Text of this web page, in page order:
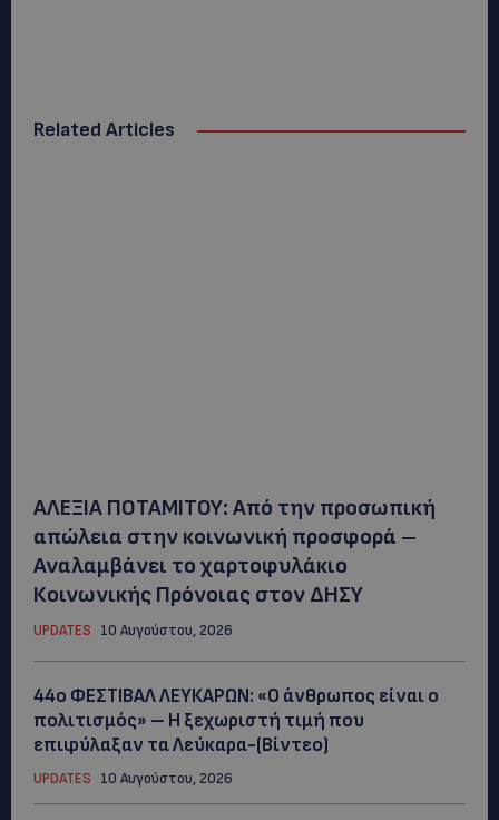
Related Articles
ΑΛΕΞΙΑ ΠΟΤΑΜΙΤΟΥ: Από την προσωπική
απώλεια στην κοινωνική προσφορά –
Αναλαμβάνει το χαρτοφυλάκιο
Κοινωνικής Πρόνοιας στον ΔΗΣΥ
UPDATES 10 Αυγούστου, 2026
44ο ΦΕΣΤΙΒΑΛ ΛΕΥΚΑΡΩΝ: «Ο άνθρωπος είναι ο
πολιτισμός» – Η ξεχωριστή τιμή που
επιφύλαξαν τα Λεύκαρα-(Βίντεο)
UPDATES 10 Αυγούστου, 2026